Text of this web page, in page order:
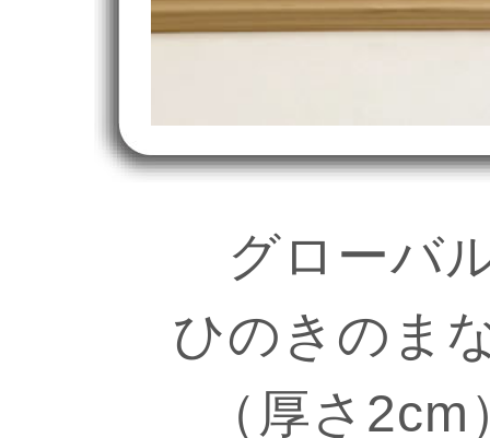
グローバ
ひのきのま
（厚さ2cm